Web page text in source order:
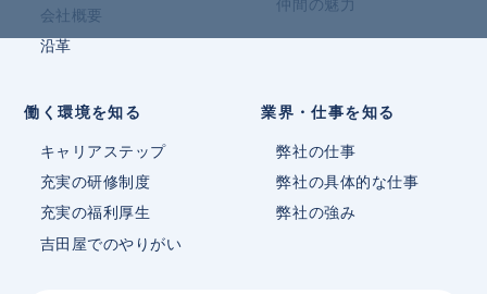
会社概要
沿革
仲間の魅力
働く環境を知る
キャリアステップ
充実の研修制度
充実の福利厚生
吉田屋でのやりがい
業界・仕事を知る
弊社の仕事
弊社の具体的な仕事
弊社の強み